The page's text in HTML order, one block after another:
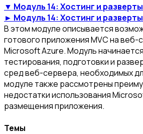
▼ Модуль 14: Хостинг и
► Модуль 14: Хостинг и
В этом модуле описывается
готового приложения MVC на веб-
Microsoft Azure. Модуль
тестирования, подготовки и
сред веб-сервера, необходимых
модуле также рассмотрены
недостатки использования
размещения приложения.
Темы